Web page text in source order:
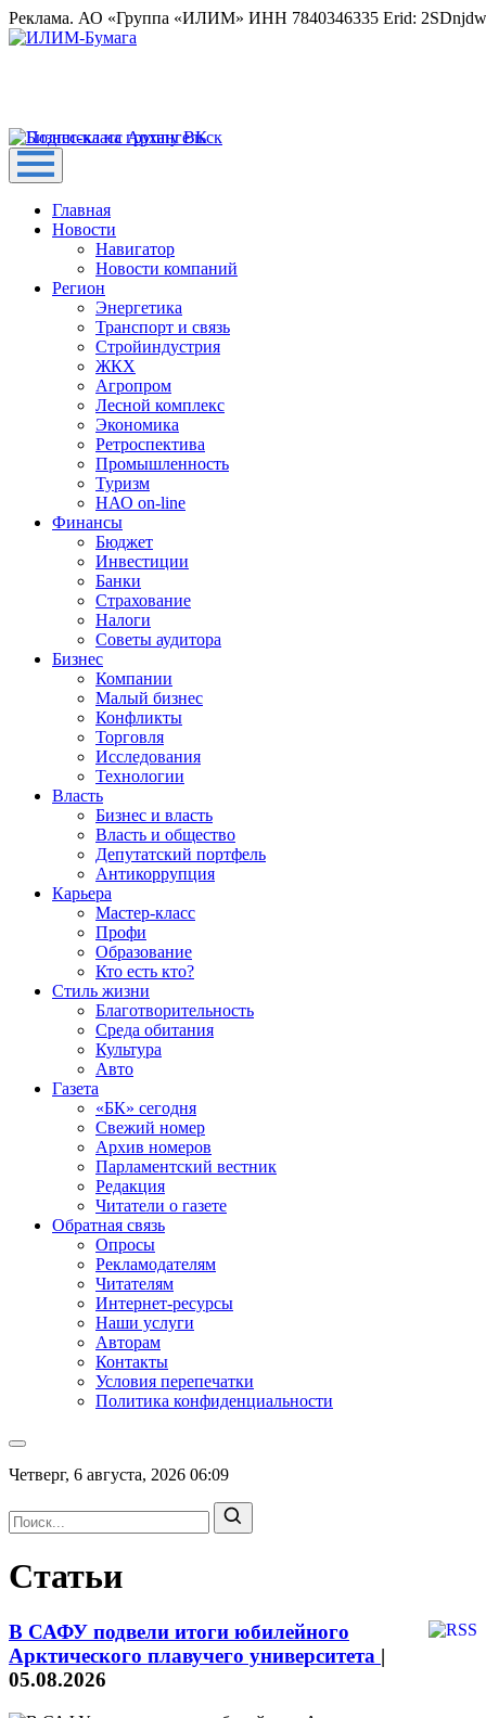
Реклама. АО «Группа «ИЛИМ» ИНН 7840346335 Erid:
Главная
Новости
Навигатор
Новости компаний
Регион
Энергетика
Транспорт и связь
Стройиндустрия
ЖКХ
Агропром
Лесной комплекс
Экономика
Ретроспектива
Промышленность
Туризм
НАО on-line
Финансы
Бюджет
Инвестиции
Банки
Страхование
Налоги
Советы аудитора
Бизнес
Компании
Малый бизнес
Конфликты
Торговля
Исследования
Технологии
Власть
Бизнес и власть
Власть и общество
Депутатский портфель
Антикоррупция
Карьера
Мастер-класс
Профи
Образование
Кто есть кто?
Стиль жизни
Благотворительность
Среда обитания
Культура
Авто
Газета
«БК» сегодня
Свежий номер
Архив номеров
Парламентский вестник
Редакция
Читатели о газете
Обратная связь
Опросы
Рекламодателям
Читателям
Интернет-ресурсы
Наши услуги
Авторам
Контакты
Условия перепечатки
Политика конфиденциальности
Четверг, 6 августа, 2026 06:09
Статьи
В САФУ подвели итоги юбилейного
Арктического плавучего университета |
05.08.2026